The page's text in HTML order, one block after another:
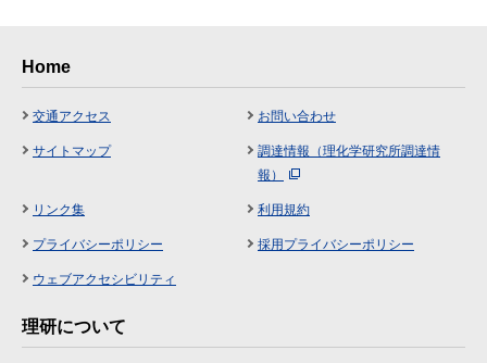
Home
交通アクセス お問い合わせ
サイトマップ
調達情報（理化学研究所調達情
報）
リンク集 利用規約
プライバシーポリシー 採用プライバシーポリシー
ウェブアクセシビリティ
理研について